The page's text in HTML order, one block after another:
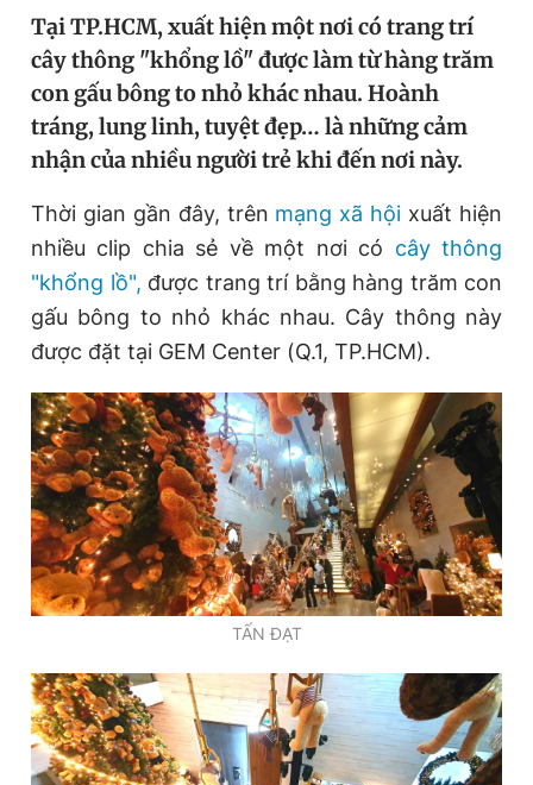
Video Magazine
Sản phẩm khác
Tiện ích Bạn cần biết
Thông tin tòa soạn Liên hệ quảng cáo
Đọc Thanh Niên trên điện thoại
Theo dõi báo trên
Hotline
0906 645 777
Liên hệ quảng cáo
0908 780 404
Đặt báo Quảng cáo RSS Tòa soạn Chính sách bảo
Tại TP.HCM, xuất hiện một nơi có trang trí
cây thông "khổng lồ" được làm từ hàng trăm
con gấu bông to nhỏ khác nhau. Hoành
tráng, lung linh, tuyệt đẹp… là những cảm
nhận của nhiều người trẻ khi đến nơi này.
Thời gian gần đây, trên mạng xã hội xuất hiện
nhiều clip chia sẻ về một nơi có cây thông
"khổng lồ", được trang trí bằng hàng trăm con
gấu bông to nhỏ khác nhau. Cây thông này
được đặt tại GEM Center (Q.1, TP.HCM).
TẤN ĐẠT